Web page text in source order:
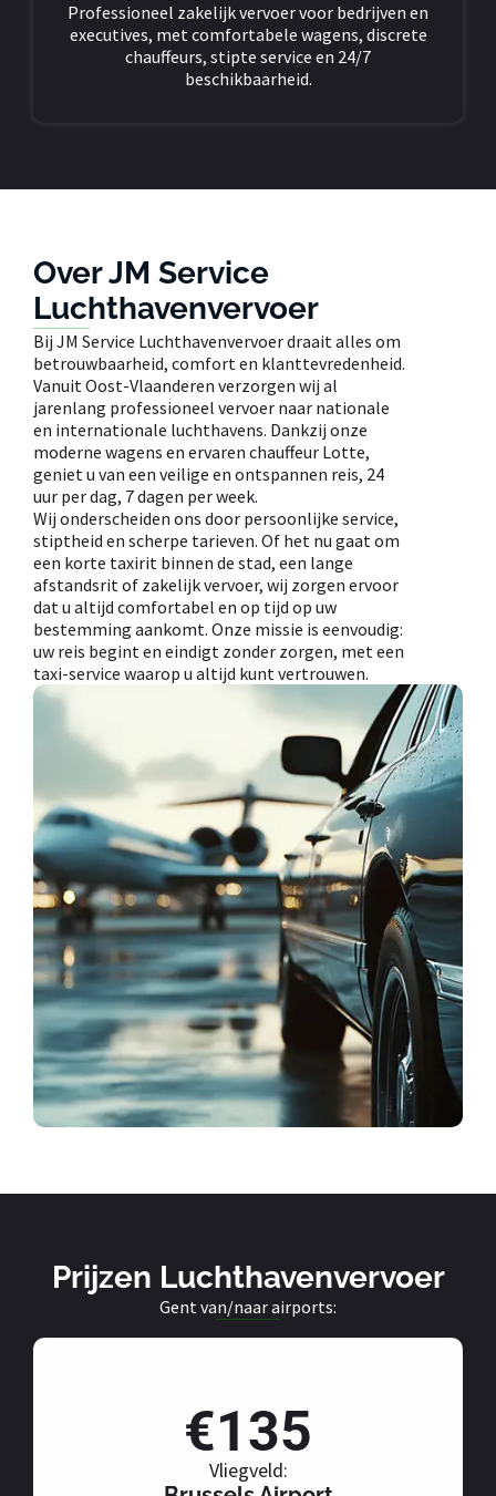
Professioneel zakelijk vervoer voor bedrijven en
executives, met comfortabele wagens, discrete
chauffeurs, stipte service en 24/7
beschikbaarheid.
Over JM Service
Luchthavenvervoer
Bij JM Service Luchthavenvervoer draait alles om
betrouwbaarheid, comfort en klanttevredenheid.
Vanuit Oost-Vlaanderen verzorgen wij al
jarenlang professioneel vervoer naar nationale
en internationale luchthavens. Dankzij onze
moderne wagens en ervaren chauffeur Lotte,
geniet u van een veilige en ontspannen reis, 24
uur per dag, 7 dagen per week.
Wij onderscheiden ons door persoonlijke service,
stiptheid en scherpe tarieven. Of het nu gaat om
een korte taxirit binnen de stad, een lange
afstandsrit of zakelijk vervoer, wij zorgen ervoor
dat u altijd comfortabel en op tijd op uw
bestemming aankomt. Onze missie is eenvoudig:
uw reis begint en eindigt zonder zorgen, met een
taxi-service waarop u altijd kunt vertrouwen.
Prijzen Luchthavenvervoer
Gent van/naar airports:
€135
Vliegveld: